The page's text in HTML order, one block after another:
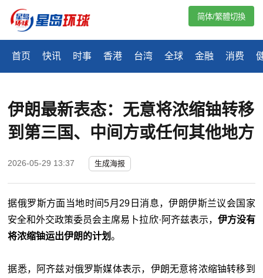
首页 快讯 时事 香港 台湾 全球 金融 消费
简体/繁體切換
伊朗最新表态：无意将浓缩铀转移
到第三国、中间方或任何其他地方
2026-05-29 13:37 生成海报
据俄罗斯方面当地时间5月29日消息，伊朗伊斯兰议会国家
安全和外交政策委员会主席易卜拉欣·阿齐兹表示， 伊方没有
将浓缩铀运出伊朗的计划。
据悉，阿齐兹对俄罗斯媒体表示，伊朗无意将浓缩铀转移到